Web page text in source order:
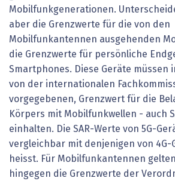
Mobilfunkgenerationen.
aber die Grenzwerte für die von den
Mobilfunkantennen ausgehenden
die Grenzwerte für persönliche
Smartphones. Diese Geräte müssen
von der internationalen
vorgegebenen, Grenzwert für die
Körpers mit Mobilfunkwellen - auch
einhalten. Die SAR-Werte von 5G-
vergleichbar mit denjenigen von 4G-
heisst. Für Mobilfunkantennen
hingegen die Grenzwerte der